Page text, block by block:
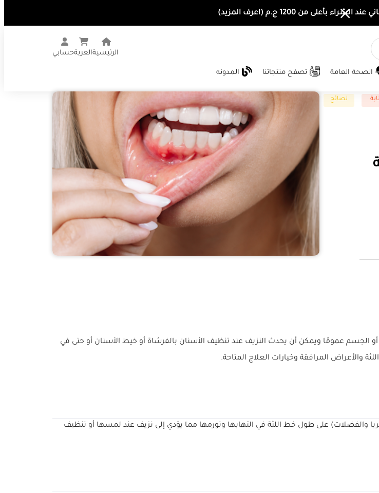
بأعلى من 1200 ج.م (اعرف المزيد)
الرئيسيةالعربةحسابي
الصحة العامة تصفح منتجاتنا المدونه
نصائح
الجسم عمومًا ويمكن أن يحدث النزيف عند تنظيف الأسنان بالفرشاة أو خيط الأسنان أو حتى في
والأعراض المرافقة وخيارات العلاج المتاحة.
والفضلات) على طول خط اللثة في التهابها وتورمها مما يؤدي إلى نزيف عند لمسها أو تنظيف